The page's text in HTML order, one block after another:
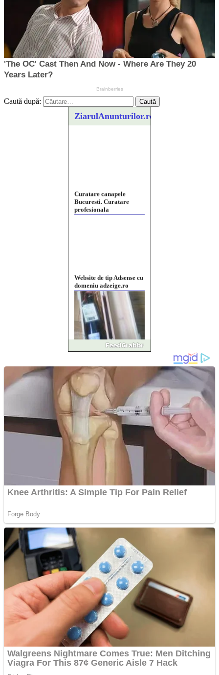
Caută după:
ZiarulAnunturilor.ro
Curatare canapele
Bucuresti. Curatare
profesionala
Website de tip Adsense cu
domeniu adzeige.ro
Vând sticlă cu vin din
Chardonnay
Împrumut si investitii
Vând domeniu+website
de publicitate de tip
Adsense
Pastorul Liviu Radu a
trecut la Domnul